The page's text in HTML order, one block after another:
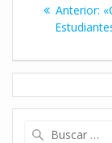
Anterior: